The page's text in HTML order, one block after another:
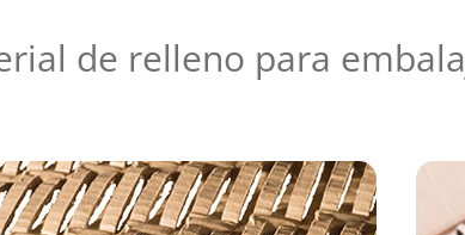
de relleno para